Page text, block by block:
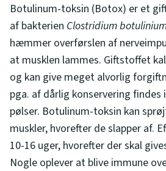
Botulinum-toksin (Botox) er et
af bakterien Clostridium
hæmmer overførslen af
at musklen lammes. Giftstoffet
og kan give meget alvorlig
pga. af dårlig konservering findes
pølser. Botulinum-toksin kan
muskler, hvorefter de slapper af.
10-16 uger, hvorefter der skal
Nogle oplever at blive immune